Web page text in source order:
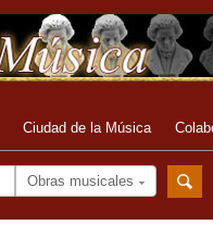
Ciudad de la Música
Obras musicales